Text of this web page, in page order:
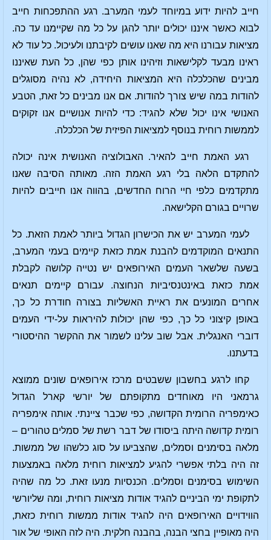
חייב להיות ידוע במיוחד לעמי המערב. רגע ההתפכחות חייב
לבוא כאשר איננו יכולים יותר להגן על כל מה שקיימנו עד כה.
מציאות עבורנו היא מה שאנו עושים לקיבתנו ולעיכול. כל עוד לא
ראינו מבעד לקלישאות וזיהינו אותן כפי שהן, כל העת שאיננו
מבינים שהכלכלה היא המציאות היחידה, לא נהיה מסוגלים
להודות במה שיש צורך להודות. אם אנו מבינים כל זאת, הטבע
האנושי אינו יכול שלא להגיד: כדי להיות אנושיים אנו זקוקים
לממשות רוחית בנוסף למציאות הפיזית של הכלכלה.
רגע האמת חייב להאיר. האבולוציה האנושית אינה יכולה
להתקדם הלאה בלי רגע האמת הזה. מאותה הסיבה שאנו
מתקדמים כלפי חיי הרוח החדשים, בהווה אנו חייבים להיות
שרויים בגורם הקלישאה.
לעמי המערב יש את הכישרון הגדול ביותר לאמת הזאת. כל
התנאים המוקדמים להבנת אמת כזאת קיימים בעמי המערב,
בשעה שלשאר העמים האירופאים יש נטייה קלושה לקבלת
אמת כזאת באינטנסיביות הנחוצה. עבורם קיימים תנאים
אחרים המונעים את ראיית האשליות בצורה חודרת כל כך,
באופן קיצוני כל כך, כפי שהן יכולות להיראות על-ידי העמים
דוברי האנגלית. אבל שוב עלינו לשמור את ההקשר ההיסטורי
בדעתנו.
קחו לרגע בחשבון ששבטים מרכז אירופאים שונים ממוצא
גרמאני היו מאוחדים מתקופתם של יורשי קארל הגדול
כאימפריה הרומית הקדושה, כפי שכבר ציינתי. אותה אימפריה
רומית קדושה היתה ביסודו של דבר רשת של סמלים טהורים –
מלאה בסימנים וסמלים, שהצביעו על סוג כלשהו של ממשות.
זה היה בלתי אפשרי להגיע למציאות רוחית מלאה באמצעות
השימוש בסימנים וסמלים. הכנסיות מנעו זאת. כל מה שהיה
לתקופת ימי הביניים להגיד אודות מציאות רוחית, ומה שליורשי
הווידויים האירופאים היה להגיד אודות ממשות רוחית כזאת,
היה מאופיין בחצי הבנה, בהבנה חלקית. היה לזה האופי של אור